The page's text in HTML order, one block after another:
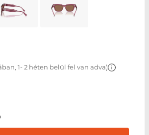
1- 2 héten belül fel van adva)